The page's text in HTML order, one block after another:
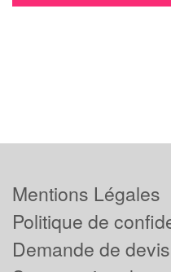
Mentions Légales
Politique de
Demande de devis